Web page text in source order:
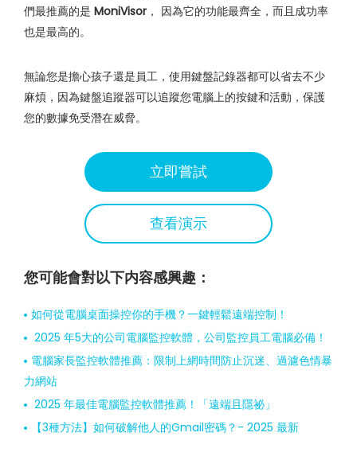
們最推薦的是 MoniVisor ， 因為它的功能最齊全，而且成功率
也是最高的。
無論您是擔心孩子還是員工，使用鍵盤記錄器都可以省去不少
麻煩，因為鍵盤追蹤器可以追蹤您電腦上的按鍵和活動，保護
您的數據免受潛在威脅。
立即嘗試
查看演示
您可能會對以下内容感興趣：
如何從電腦桌面操控你的手機？一鍵輕鬆遠端控制！
2025 年5大的公司電腦監控軟體，公司監控員工電腦必備！
電腦家長監控軟體推薦：限制上網時間防止沉迷、過濾色情暴
力網站
2025 年最佳電腦監控軟體推薦！「遠端且隱祕」
【3種方法】如何破解他人的Gmail密碼？- 2025 最新